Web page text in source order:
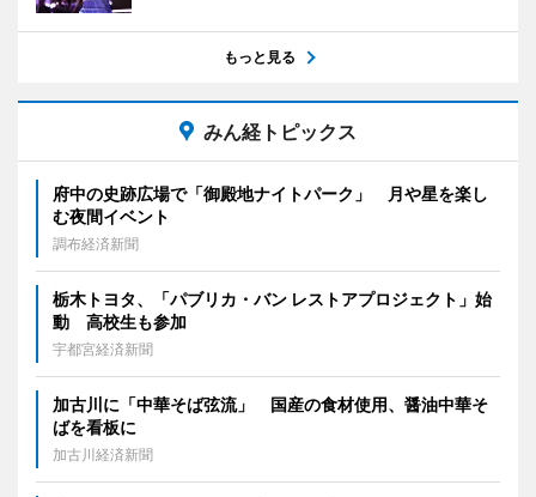
もっと見る
みん経トピックス
府中の史跡広場で「御殿地ナイトパーク」 月や星を楽し
む夜間イベント
調布経済新聞
栃木トヨタ、「パブリカ・バン レストアプロジェクト」始
動 高校生も参加
宇都宮経済新聞
加古川に「中華そば弦流」 国産の食材使用、醤油中華そ
ばを看板に
加古川経済新聞